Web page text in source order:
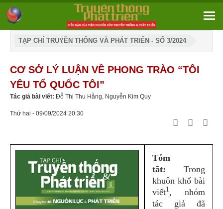
TẠP CHÍ TRUYỀN THỐNG VÀ PHÁT TRIỂN - SỐ 3/2024
CƠ SỞ LÝ LUẬN VỀ PHONG TRÀO “TÔI
YÊU TỔ QUỐC TÔI”
Tác giả bài viết: Đỗ Thị Thu Hằng, Nguyễn Kim Quy
Thứ hai - 09/09/2024 20:30
Tóm
tắt: Trong
khuôn khổ bài
viết1, nhóm
tác giả đã